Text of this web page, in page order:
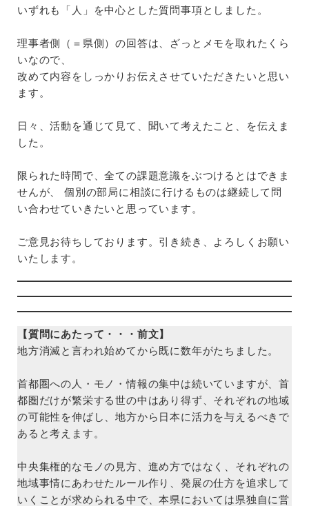
いずれも「人」を中心とした質問事項としました。
理事者側（＝県側）の回答は、ざっとメモを取れたくら
いなので、
改めて内容をしっかりお伝えさせていただきたいと思い
ます。
日々、活動を通じて見て、聞いて考えたこと、を伝えま
した。
限られた時間で、全ての課題意識をぶつけるとはできま
せんが、 個別の部局に相談に行けるものは継続して問
い合わせていきたいと思っています。
ご意見お待ちしております。引き続き、よろしくお願い
いたします。
【質問にあたって・・・前文】
地方消滅と言われ始めてから既に数年がたちました。
首都圏への人・モノ・情報の集中は続いていますが、首
都圏だけが繁栄する世の中はあり得ず、それぞれの地域
の可能性を伸ばし、地方から日本に活力を与えるべきで
あると考えます。
中央集権的なモノの見方、進め方ではなく、それぞれの
地域事情にあわせたルール作り、発展の仕方を追求して
いくことが求められる中で、本県においては県独自に営